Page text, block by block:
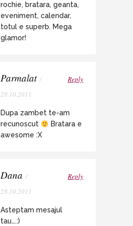
rochie, bratara, geanta,
eveniment, calendar,
totul e superb. Mega
glamor!
Parmalat /
28.10.2011
Reply
Dupa zambet te-am
recunoscut
Bratara e
awesome :X
Dana /
28.10.2011
Reply
Asteptam mesajul
tau….:)